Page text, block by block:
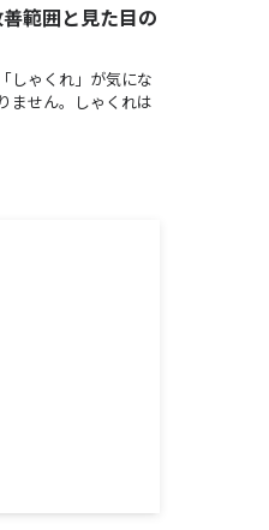
範囲と見た目の
しゃくれ」が気にな
ません。しゃくれは